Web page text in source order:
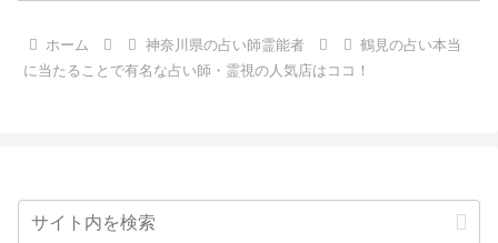
ホーム 神奈川県の占い師霊能者
鶴見の占い本当
に当たることで有名な占い師・霊視の人気店はココ！